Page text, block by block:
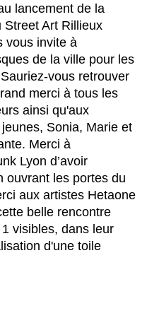
lancement de la
Street Art Rillieux
vous invite à
de la ville pour les
vous retrouver
merci à tous les
ainsi qu'aux
Sonia, Marie et
Merci à
Lyon d’avoir
ouvrant les portes du
aux artistes Hetaone
belle rencontre
visibles, dans leur
d'une toile